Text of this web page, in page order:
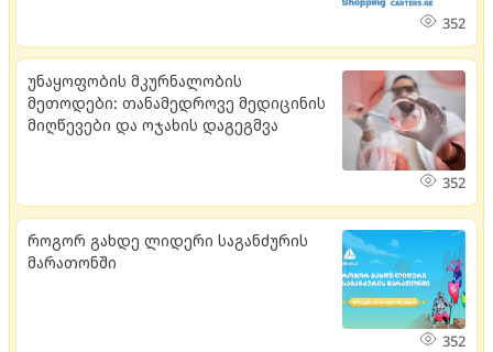
352
უნაყოფობის მკურნალობის
მეთოდები: თანამედროვე მედიცინის
მიღწევები და ოჯახის დაგეგმვა
352
როგორ გახდე ლიდერი საგანძურის
მარათონში
352